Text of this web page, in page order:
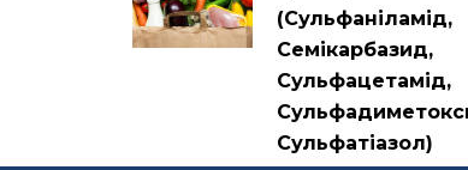
(Сульфаніламід,
Семікарбазид,
Сульфацетамід,
Сульфатіазол)